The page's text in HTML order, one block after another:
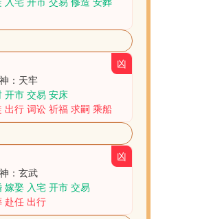
：天牢
开市 交易 安床
出行 词讼 祈福 求嗣 乘船
凶
：玄武
嫁娶 入宅 开市 交易
赴任 出行
凶